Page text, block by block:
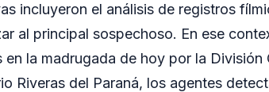
incluyeron el análisis de registros
al principal sospechoso. En ese
la madrugada de hoy por la
Riveras del Paraná, los agentes